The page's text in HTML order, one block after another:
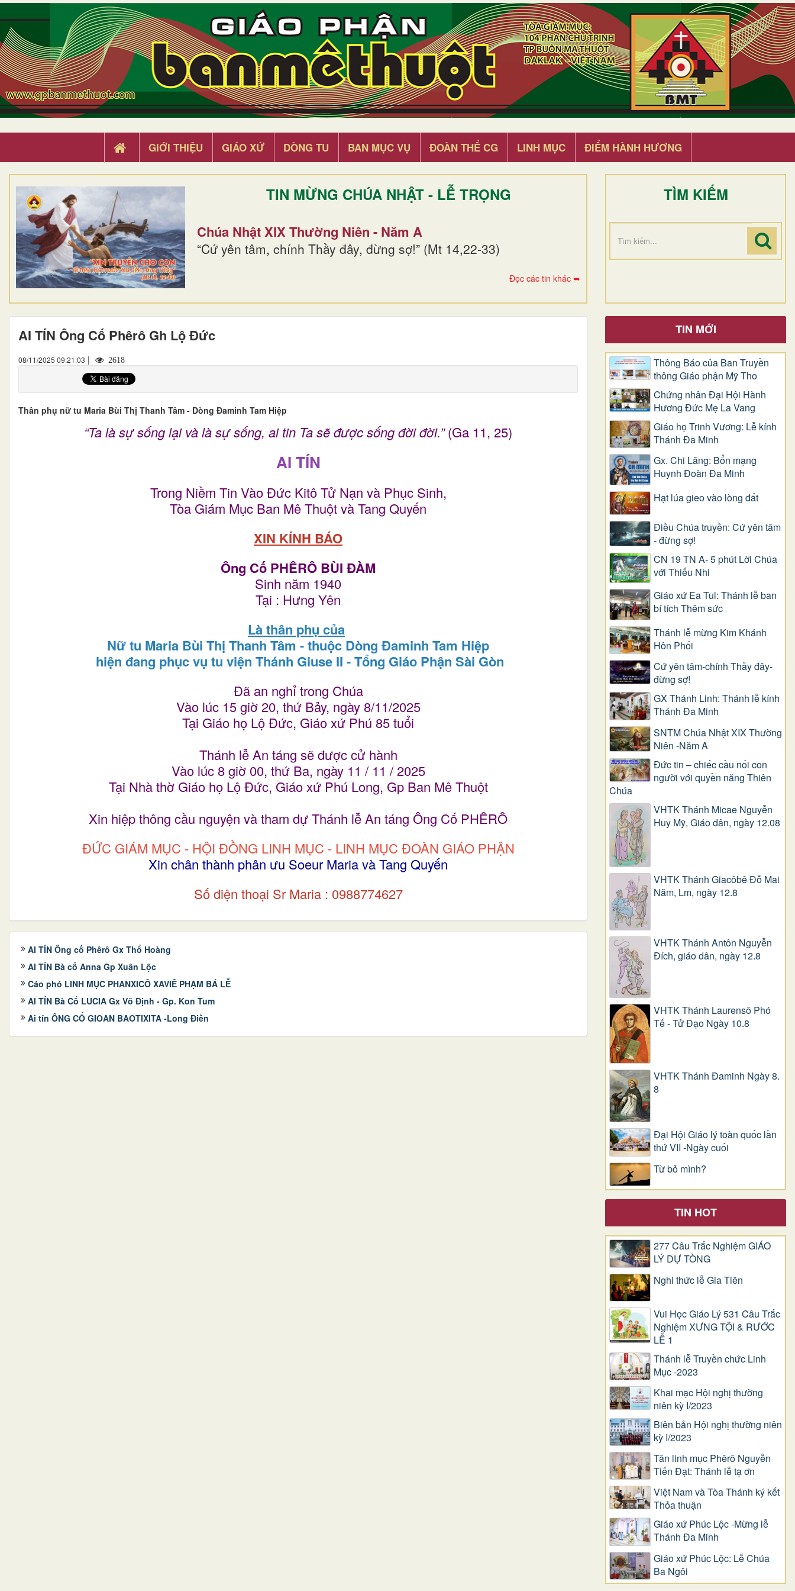
GIỚI THIỆU GIÁO XỨ DÒNG TU BAN MỤC VỤ ĐOÀN THỂ CG LINH MỤC ĐIỂM HÀNH HƯƠNG
TIN MỪNG CHÚA NHẬT - LỄ TRỌNG
Chúa Nhật XIX Thường Niên - Năm A
“Cứ yên tâm, chính Thầy đây, đừng sợ!” (Mt 14,22-33)
Đọc các tin khác ➥
TÌM KIẾM
AI TÍN Ông Cố Phêrô Gh Lộ Đức
08/11/2025 09:21:03 | 2618
Thân phụ nữ tu Maria Bùi Thị Thanh Tâm - Dòng Đaminh Tam Hiệp
“Ta là sự sống lại và là sự sống, ai tin Ta sẽ được sống đời đời.”(Ga 11, 25)
AI TÍN
Trong Niềm Tin Vào Đức Kitô Tử Nạn và Phục Sinh,
Tòa Giám Mục Ban Mê Thuột và Tang Quyến
XIN KÍNH BÁO
Ông Cố PHÊRÔ BÙI ĐÀM
Sinh năm 1940
Tại : Hưng Yên
Là thân phụ của
Nữ tu Maria Bùi Thị Thanh Tâm - thuộc Dòng Đaminh Tam Hiệp
hiện đang phục vụ tu viện Thánh Giuse II - Tổng Giáo Phận Sài Gòn
Đã an nghỉ trong Chúa
Vào lúc 15 giờ 20, thứ Bảy, ngày 8/11/2025
Tại Giáo họ Lộ Đức, Giáo xứ Phú 85 tuổi
Thánh lễ An táng sẽ được cử hành
Vào lúc 8 giờ 00, thứ Ba, ngày 11 / 11 / 2025
Tại Nhà thờ Giáo họ Lộ Đức, Giáo xứ Phú Long, Gp Ban Mê Thuột
Xin hiệp thông cầu nguyện và tham dự Thánh lễ An táng Ông Cố PHÊRÔ
ĐỨC GIÁM MỤC - HỘI ĐỒNG LINH MỤC - LINH MỤC ĐOÀN GIÁO PHẬN
Xin chân thành phân ưu Soeur Maria và Tang Quyến
Số điện thoại Sr Maria : 0988774627
AI TÍN Ông cố Phêrô Gx Thổ Hoàng
AI TÍN Bà cố Anna Gp Xuân Lộc
Cáo phó LINH MỤC PHANXICÔ XAVIÊ PHẠM BÁ LỄ
AI TÍN Bà Cố LUCIA Gx Võ Định - Gp. Kon Tum
Ai tín ÔNG CỐ GIOAN BAOTIXITA -Long Điền
TIN MỚI
Thông Báo của Ban Truyền
thông Giáo phận Mỹ Tho
Chứng nhân Đại Hội Hành
Hương Đức Mẹ La Vang
Giáo họ Trinh Vương: Lễ kính
Thánh Đa Minh
Gx. Chi Lăng: Bổn mạng
Huynh Đoàn Đa Minh
Hạt lúa gieo vào lòng đất
Điều Chúa truyền: Cứ yên tâm
- đừng sợ!
CN 19 TN A- 5 phút Lời Chúa
với Thiếu Nhi
Giáo xứ Ea Tul: Thánh lễ ban
bí tích Thêm sức
Thánh lễ mừng Kim Khánh
Hôn Phối
Cứ yên tâm-chính Thầy đây-
đừng sợ!
GX Thánh Linh: Thánh lễ kính
Thánh Đa Minh
SNTM Chúa Nhật XIX Thường
Niên -Năm A
Đức tin – chiếc cầu nối con
người với quyền năng Thiên
Chúa
VHTK Thánh Micae Nguyễn
Huy Mỹ, Giáo dân, ngày 12.08
VHTK Thánh Giacôbê Ðỗ Mai
Năm, Lm, ngày 12.8
VHTK Thánh Antôn Nguyễn
Ðích, giáo dân, ngày 12.8
VHTK Thánh Laurensô Phó
Tế - Tử Đạo Ngày 10.8
VHTK Thánh Đaminh Ngày 8.
8
Đại Hội Giáo lý toàn quốc lần
thứ VII -Ngày cuối
Từ bỏ mình?
TIN HOT
277 Câu Trắc Nghiệm GIÁO
LÝ DỰ TÒNG
Nghi thức lễ Gia Tiên
Vui Học Giáo Lý 531 Câu Trắc
Nghiệm XƯNG TỘI & RƯỚC
LỄ 1
Thánh lễ Truyền chức Linh
Mục -2023
Khai mạc Hội nghị thường
niên kỳ I/2023
Biên bản Hội nghị thường niên
kỳ I/2023
Tân linh mục Phêrô Nguyễn
Tiến Đạt: Thánh lễ tạ ơn
Việt Nam và Tòa Thánh ký kết
Thỏa thuận
Giáo xứ Phúc Lộc -Mừng lễ
Thánh Đa Minh
Giáo xứ Phúc Lộc: Lễ Chúa
Ba Ngôi